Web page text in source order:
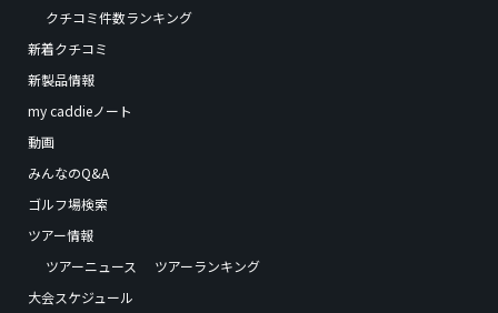
クチコミ件数ランキング
新着クチコミ
新製品情報
my caddieノート
動画
みんなのQ&A
ゴルフ場検索
ツアー情報
ツアーニュース
ツアーランキング
大会スケジュール